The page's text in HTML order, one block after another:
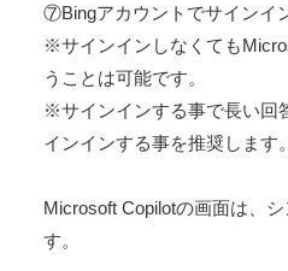
⑦Bingアカウントでサインイ
※サインインしなくても
うことは可能です。
※サインインする事で長い回
インインする事を推奨します。
Microsoft Copilotの画面は、
す。